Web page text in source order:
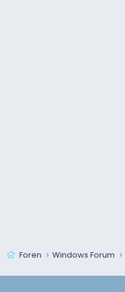
Foren Windows Forum